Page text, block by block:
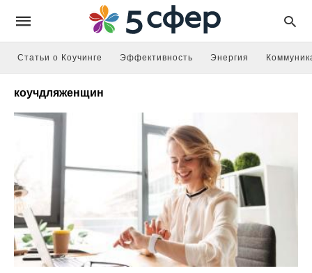
Статьи о Коучинге Эффективность Энергия
коучдляженщин